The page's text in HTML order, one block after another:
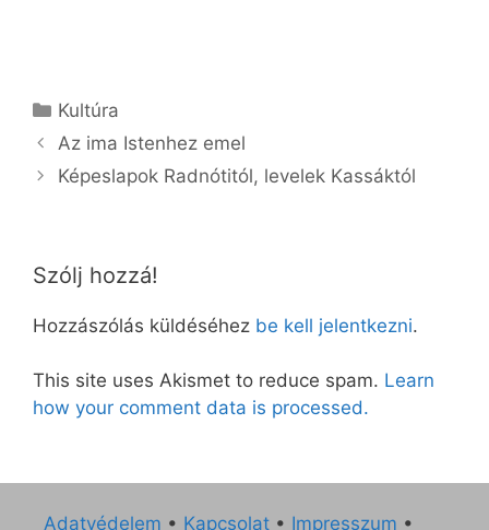
Kategória
Kultúra
Az ima Istenhez emel
Képeslapok Radnótitól, levelek Kassáktól
Szólj hozzá!
Hozzászólás küldéséhez be kell jelentkezni.
This site uses Akismet to reduce spam. Learn
how your comment data is processed.
Adatvédelem • Kapcsolat • Impresszum •